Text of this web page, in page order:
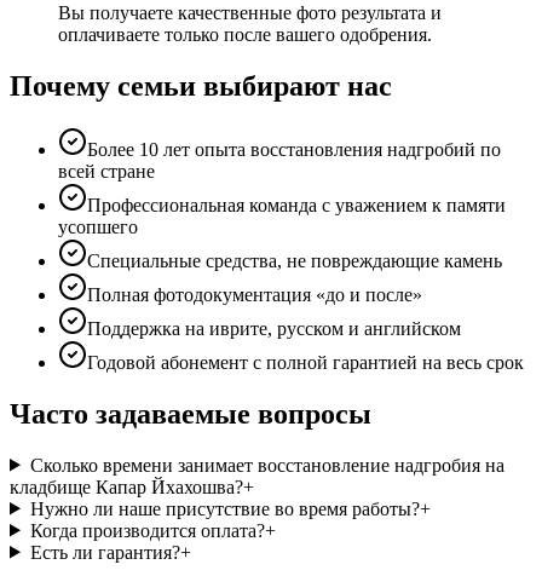
Вы получаете качественные фото результата и
оплачиваете только после вашего одобрения.
Почему семьи выбирают нас
Более 10 лет опыта восстановления надгробий по
всей стране
Профессиональная команда с уважением к памяти
усопшего
Специальные средства, не повреждающие камень
Полная фотодокументация «до и после»
Поддержка на иврите, русском и английском
Годовой абонемент с полной гарантией на весь срок
Часто задаваемые вопросы
Сколько времени занимает восстановление надгробия на
кладбище Капар Йхахошва?+
Нужно ли наше присутствие во время работы?+
Когда производится оплата?+
Есть ли гарантия?+